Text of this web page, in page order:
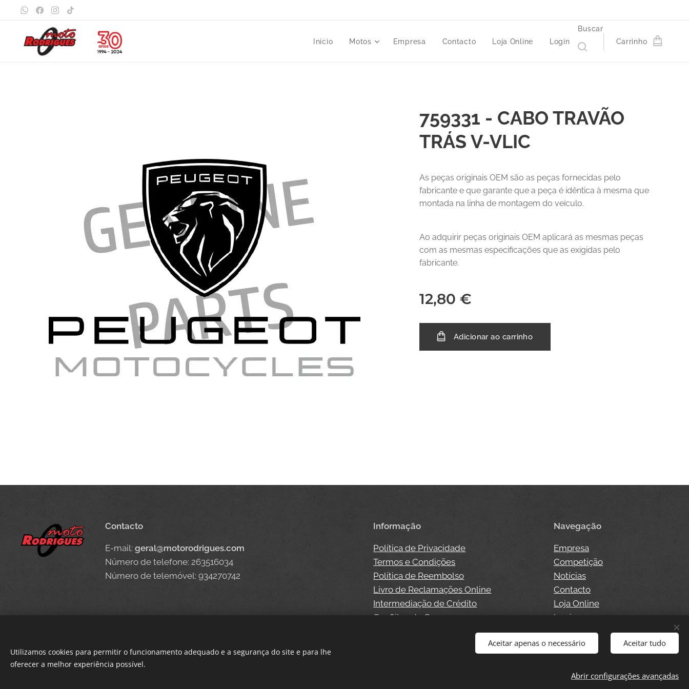
Início Motos Empresa Contacto Loja Online Login
Buscar
Carrinho
759331 - CABO TRAVÃO
TRÁS V-VLIC
As peças originais OEM são as peças fornecidas pelo
fabricante e que garante que a peça é idêntica à mesma que
montada na linha de montagem do veículo.
Ao adquirir peças originais OEM aplicará as mesmas peças
com as mesmas especificações que as exigidas pelo
fabricante.
12,80 €
Adicionar ao carrinho
Contacto
E-mail: geral@motorodrigues.com
Número de telefone: 263516034
Número de telemóvel: 934270742
Informação
Política de Privacidade
Termos e Condições
Política de Reembolso
Livro de Reclamações Online
Intermediação de Crédito
Conflitos de Consumo
Navegação
Empresa
Competição
Notícias
Contacto
Loja Online
Login
Utilizamos cookies para permitir o funcionamento adequado e a segurança do site e para lhe
oferecer a melhor experiência possível.
Aceitar apenas o necessário Aceitar tudo
Abrir configurações avançadas